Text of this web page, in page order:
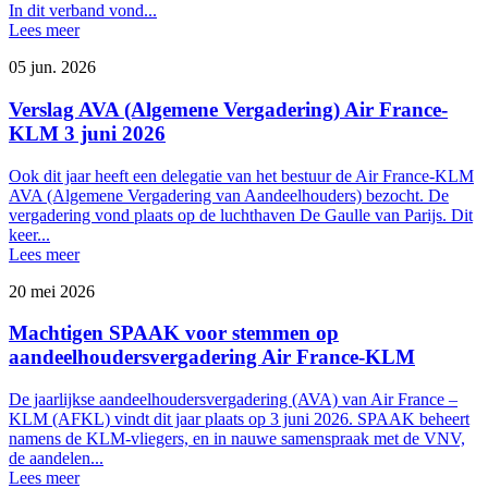
In dit verband vond...
Lees meer
05 jun. 2026
Verslag AVA (Algemene Vergadering) Air France-
KLM 3 juni 2026
Ook dit jaar heeft een delegatie van het bestuur de Air France-KLM
AVA (Algemene Vergadering van Aandeelhouders) bezocht. De
vergadering vond plaats op de luchthaven De Gaulle van Parijs. Dit
keer...
Lees meer
20 mei 2026
Machtigen SPAAK voor stemmen op
aandeelhoudersvergadering Air France-KLM
De jaarlijkse aandeelhoudersvergadering (AVA) van Air France –
KLM (AFKL) vindt dit jaar plaats op 3 juni 2026. SPAAK beheert
namens de KLM-vliegers, en in nauwe samenspraak met de VNV,
de aandelen...
Lees meer